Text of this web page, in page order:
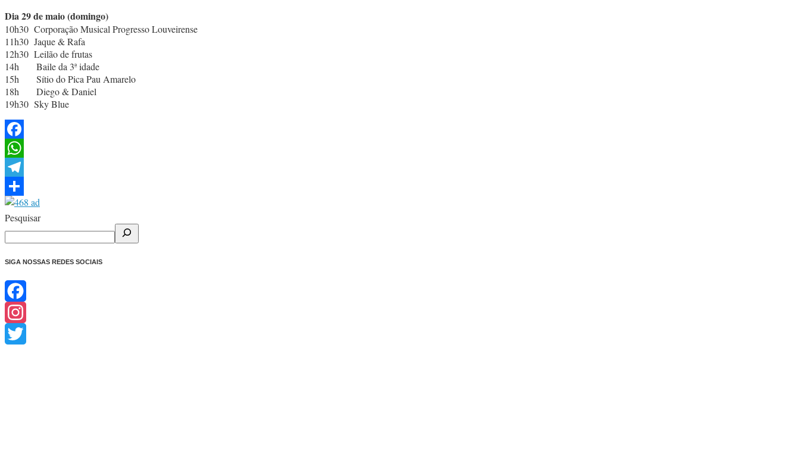
Dia 29 de maio (domingo)
10h30 Corporação Musical Progresso Louveirense
11h30 Jaque & Rafa
12h30 Leilão de frutas
14h Baile da 3ª idade
15h Sítio do Pica Pau Amarelo
18h Diego & Daniel
19h30 Sky Blue
Facebook
WhatsApp
Telegram
Share
Pesquisar
SIGA NOSSAS REDES SOCIAIS
Facebook
Instagram